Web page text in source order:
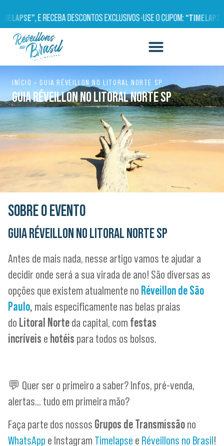
, E RECEBA DESCONTOS EXCLUSIVOS•USE O CUPOM:“TIMELAPSE”,
INÍCIO »GUIA RÉVEILLON NO LITORAL NORTE SP
GUIA RÉVEILLON NO LITORAL NORTE SP
SOBRE O EVENTO
GUIA RÉVEILLON NO LITORAL NORTE SP
Antes de mais nada, nesse artigo vamos te ajudar a
decidir onde será a sua virada de ano! São diversas as
opções que existem atualmente no Réveillon de São
Paulo, mais especificamente nas belas praias
do Litoral Norteda capital, com festas
incríveis e hotéis para todos os bolsos.
💬 Quer ser o primeiro a saber? Infos, pré-venda,
alertas… tudo em primeira mão?
Faça parte dos nossos Grupos de Transmissãono
WhatsApp e Instagram Timelapse e Réveillons no Brasil!